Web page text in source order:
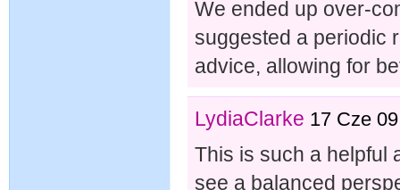
We ended up over-
suggested a periodic
advice, allowing for
LydiaClarke 17 Cze
This is such a helpful
see a balanced